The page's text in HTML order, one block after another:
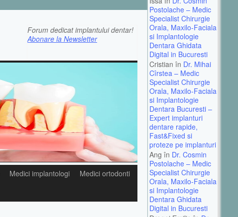
Forum dedicat implantului dentar!
Abonare la Newsletter
Postolache – Medic
Specialist Chirurgie
Orala, Maxilo-Faciala
si Implantologie
Dentara Ghidata
Digital in Bucuresti
Cristian în Dr. Mihai
Cîrstea – Medic
Specialist Chirurgie
Orala, Maxilo-Faciala
si Implantologie
Dentara Bucuresti –
Expert implanturi
dentare rapide,
Fast&Fixed si
proteze pe implanturi
Ang în Dr. Cosmin
Postolache – Medic
Specialist Chirurgie
Orala, Maxilo-Faciala
si Implantologie
Dentara Ghidata
Digital in Bucuresti
Medici implantologi
Medici ortodonti